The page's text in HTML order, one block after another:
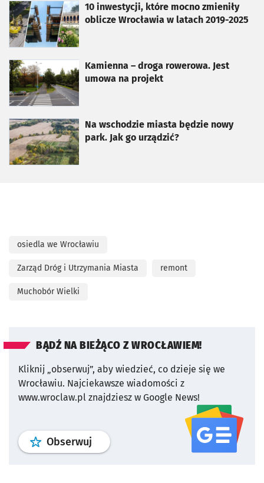
10 inwestycji, które mocno zmieniły
oblicze Wrocławia w latach 2019-2025
otworzy się w nowej karcie
Kamienna – droga rowerowa. Jest
umowa na projekt
otworzy się w nowej karcie
Na wschodzie miasta będzie nowy
park. Jak go urządzić?
otworzy się w nowej karcie
osiedla we Wrocławiu
Zarząd Dróg i Utrzymania Miasta remont
Muchobór Wielki
BĄDŹ NA BIEŻĄCO Z WROCŁAWIEM!
Kliknij „obserwuj”, aby wiedzieć, co dzieje się we
Wrocławiu. Najciekawsze wiadomości z
www.wroclaw.pl znajdziesz w Google News!
Obserwuj profil serwisu